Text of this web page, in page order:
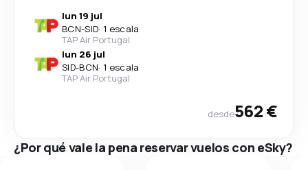
lun 19 jul
BCN-SID· 1 escala
TAP Air Portugal
lun 26 jul
SID-BCN· 1 escala
TAP Air Portugal
desde562 €
¿Por qué vale la pena reservar vuelos con eSky?